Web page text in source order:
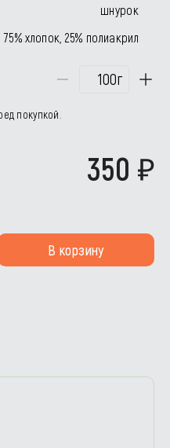
шнурок
75% хлопок, 25% полиакрил
г
покупкой.
350
В корзину